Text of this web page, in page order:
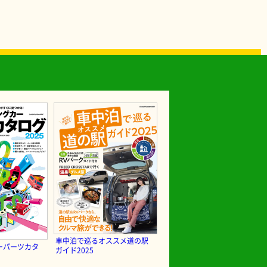
パーツカタ
車中泊で巡るオススメ道の駅
ガイド2025